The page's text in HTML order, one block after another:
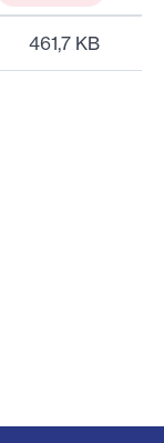
461,7 KB